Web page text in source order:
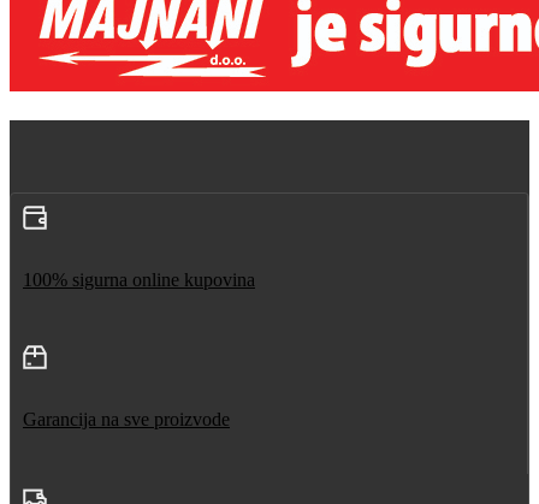
100% sigurna online kupovina
Garancija na sve proizvode